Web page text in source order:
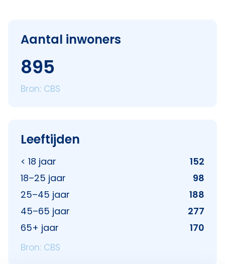
Aantal inwoners
895
Bron: CBS
Leeftijden
< 18 jaar
152
18–25 jaar
98
25–45 jaar
188
45–65 jaar
277
65+ jaar
170
Bron: CBS